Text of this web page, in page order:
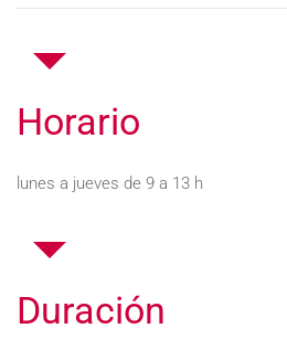
Horario
lunes a jueves de 9 a 13 h
Duración